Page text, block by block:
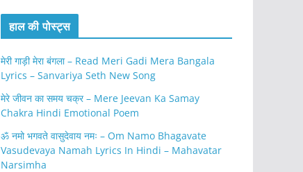
हाल की पोस्ट्स
मेरी गाड़ी मेरा बंगला – Read Meri Gadi Mera Bangala
Lyrics – Sanvariya Seth New Song
मेरे जीवन का समय चक्र – Mere Jeevan Ka Samay
Chakra Hindi Emotional Poem
ॐ नमो भगवते वासुदेवाय नमः – Om Namo Bhagavate
Vasudevaya Namah Lyrics In Hindi – Mahavatar
Narsimha